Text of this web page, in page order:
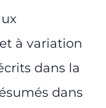
à variation
dans la
dans